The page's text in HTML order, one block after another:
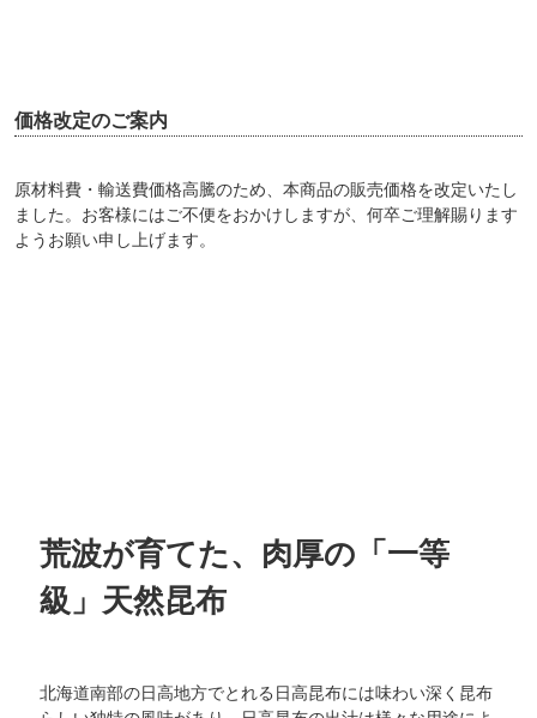
価格改定のご案内
原材料費・輸送費価格高騰のため、本商品の販売価格を改定いたし
ました。お客様にはご不便をおかけしますが、何卒ご理解賜ります
ようお願い申し上げます。
荒波が育てた、肉厚の「一等
級」天然昆布
北海道南部の日高地方でとれる日高昆布には味わい深く昆布